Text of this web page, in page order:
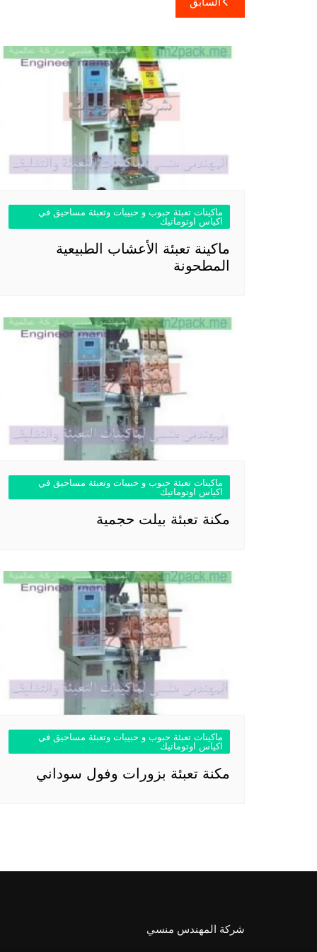
المقالات
ماكينات تعبئة حبوب و حبيبات وتعبئة مساحيق في
اكياس اوتوماتيك
ماكينة تعبئة الأعشاب الطبيعية
المطحونة
ماكينات تعبئة حبوب و حبيبات وتعبئة مساحيق في
اكياس اوتوماتيك
مكنة تعبئة بيلت حجمية
ماكينات تعبئة حبوب و حبيبات وتعبئة مساحيق في
اكياس اوتوماتيك
مكنة تعبئة بزورات وفول سوداني
شركة المهندس منسي